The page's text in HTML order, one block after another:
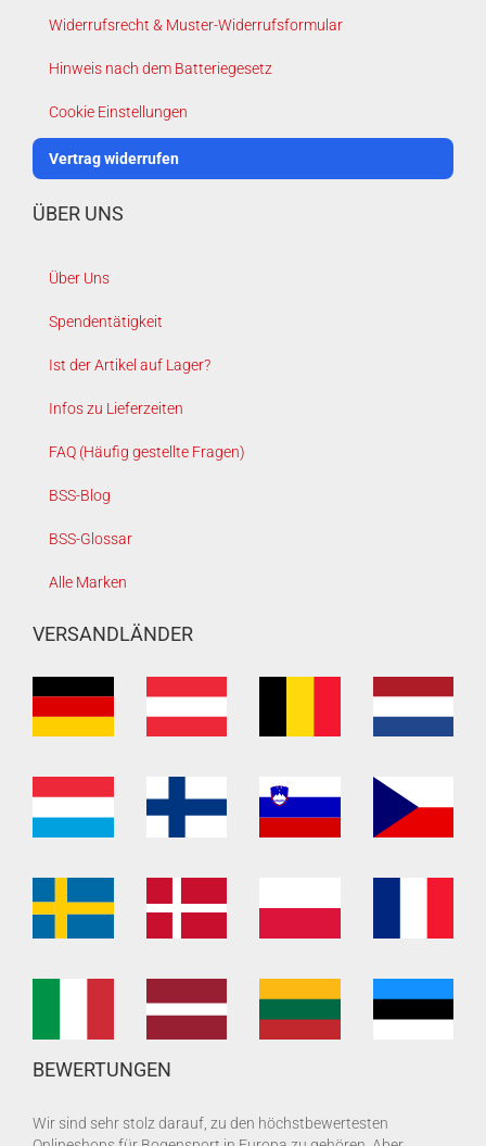
Widerrufsrecht & Muster-Widerrufsformular
Hinweis nach dem Batteriegesetz
Cookie Einstellungen
Vertrag widerrufen
ÜBER UNS
Über Uns
Spendentätigkeit
Ist der Artikel auf Lager?
Infos zu Lieferzeiten
FAQ (Häufig gestellte Fragen)
BSS-Blog
BSS-Glossar
Alle Marken
VERSANDLÄNDER
BEWERTUNGEN
Wir sind sehr stolz darauf, zu den höchstbewertesten